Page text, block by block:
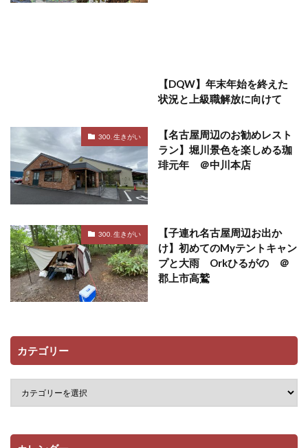
【DQW】年末年始を終えた
状況と上級職解放に向けて
300. 生きがい
【名古屋周辺のお勧めレスト
ラン】堀川景色を楽しめる珈
琲元年 ＠中川本店
300. 生きがい
【子連れ名古屋周辺お出か
け】初めてのMyテントキャン
プと大雨 Orkひるがの ＠
郡上市高鷲
カテゴリー